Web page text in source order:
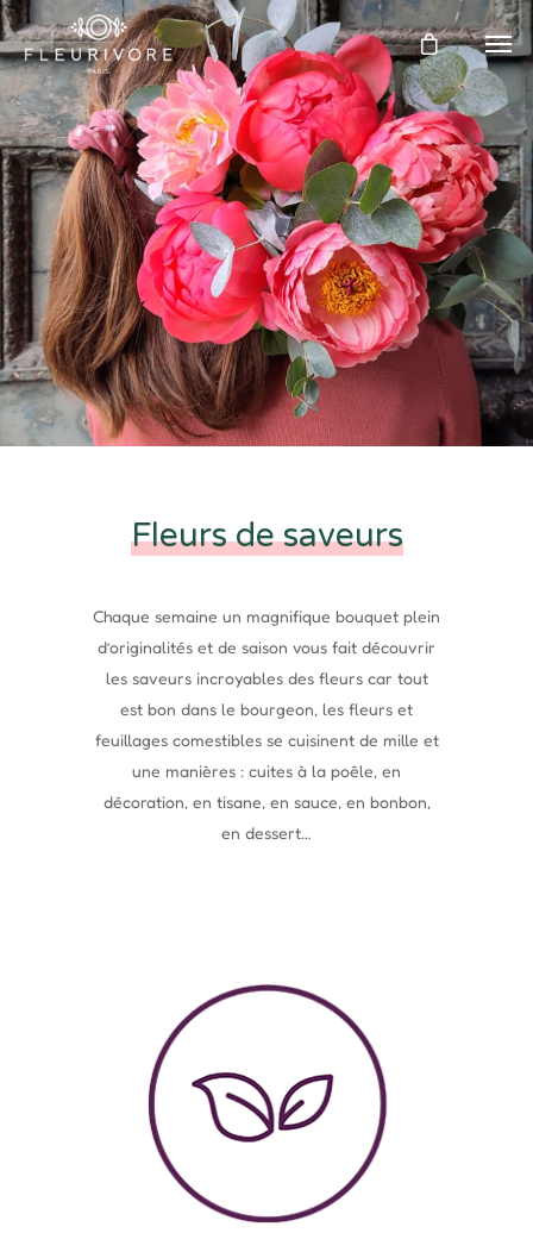
Fleurs de saveurs
Chaque semaine un magnifique bouquet plein
d’originalités et de saison vous fait découvrir
les saveurs incroyables des fleurs car tout
est bon dans le bourgeon, les fleurs et
feuillages comestibles se cuisinent de mille et
une manières : cuites à la poêle, en
décoration, en tisane, en sauce, en bonbon,
en dessert…